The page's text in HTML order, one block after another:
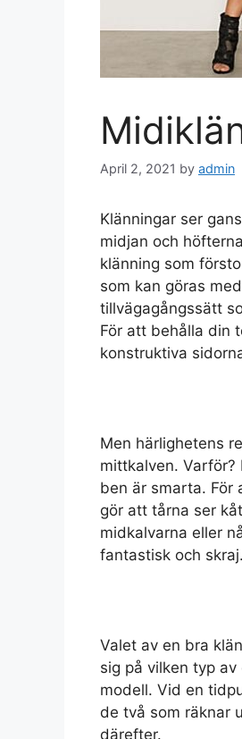
April 2, 2021 by admin
Klänningar ser
midjan och
klänning som
som kan göras
tillvägagångssätt
För att behålla din
konstruktiva
Men härlighetens
mittkalven.
ben är smarta. För
gör att tårna ser
midkalvarna eller
fantastisk och skraj.
Valet av en bra
sig på vilken typ
modell. Vid en
de två som räknar
därefter.